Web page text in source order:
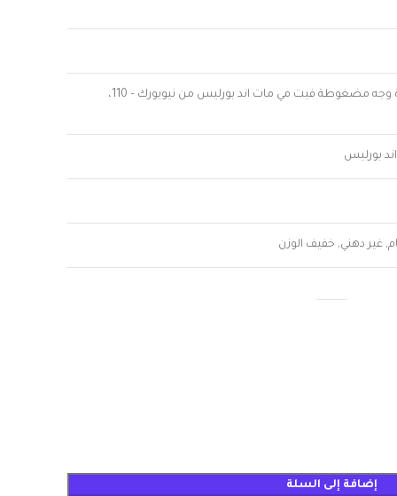
مايبيلين بودرة وجه مضغوطة فيت مي مات اند بورليس من نيويورك – 110،
بورليس
غير دهني, خفيف الوزن
إضافة إلى السلة